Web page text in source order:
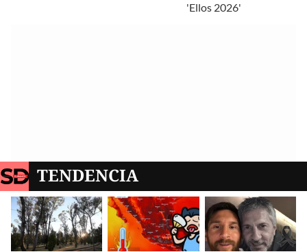
'Ellos 2026'
TENDENCIA